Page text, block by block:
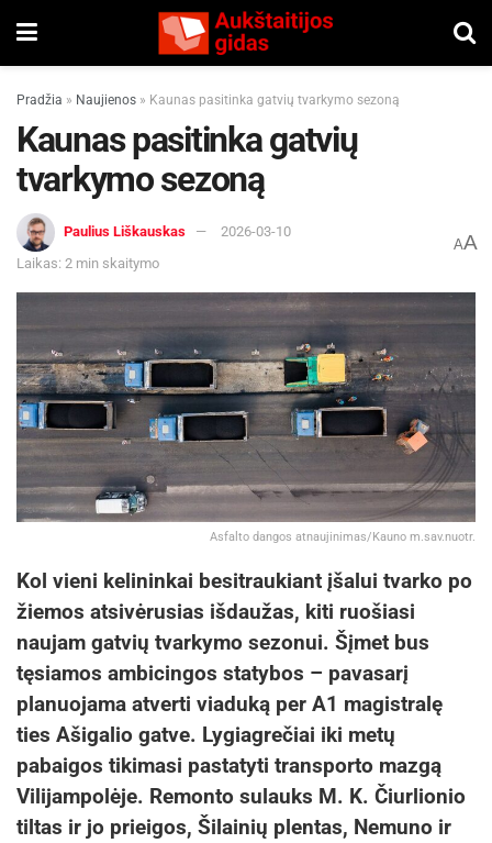
Pradžia » Naujienos » Kaunas pasitinka gatvių tvarkymo sezoną
Kaunas pasitinka gatvių
tvarkymo sezoną
Paulius Liškauskas
2026-03-10
Laikas: 2 min skaitymo
AA
Asfalto dangos atnaujinimas/Kauno m.sav.nuotr.
Kol vieni kelininkai besitraukiant įšalui tvarko po
žiemos atsivėrusias išdaužas, kiti ruošiasi
naujam gatvių tvarkymo sezonui. Šįmet bus
tęsiamos ambicingos statybos – pavasarį
planuojama atverti viaduką per A1 magistralę
ties Ašigalio gatve. Lygiagrečiai iki metų
pabaigos tikimasi pastatyti transporto mazgą
Vilijampolėje. Remonto sulauks M. K. Čiurlionio
tiltas ir jo prieigos, Šilainių plentas, Nemuno ir